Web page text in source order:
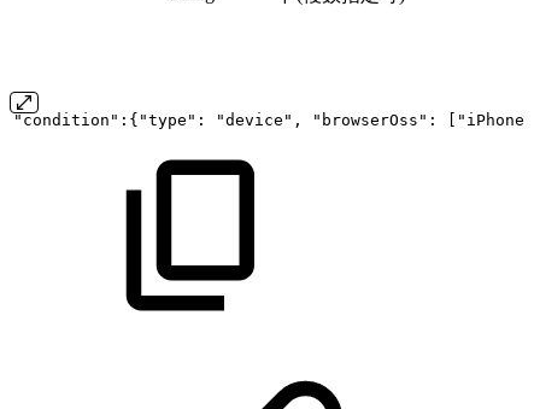
"condition":{"type": "device", "browserOss": ["iPhone